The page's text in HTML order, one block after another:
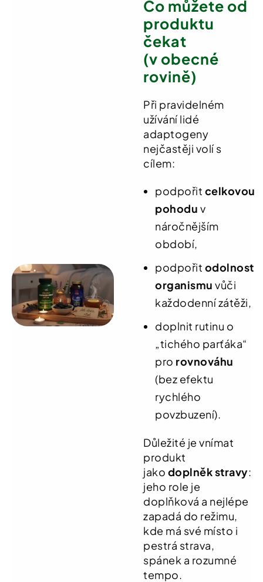
Co můžete od
produktu
čekat
(v obecné
rovině)
Při pravidelném
užívání lidé
adaptogeny
nejčastěji volí s
cílem:
podpořit celkovou
pohodu v
náročnějším
období,
podpořit odolnost
organismu vůči
každodenní zátěži,
doplnit rutinu o
„tichého parťáka“
pro rovnováhu
(bez efektu
rychlého
povzbuzení).
Důležité je vnímat
produkt
jako doplněk stravy:
jeho role je
doplňková a nejlépe
zapadá do režimu,
kde má své místo i
pestrá strava,
spánek a rozumné
tempo.